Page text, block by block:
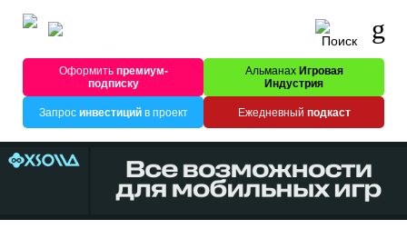
Оформитьпремиум-
подписку
Альманах Игровая
Индустрия
Запрос инвестицийв проект Ежедневный подкаст